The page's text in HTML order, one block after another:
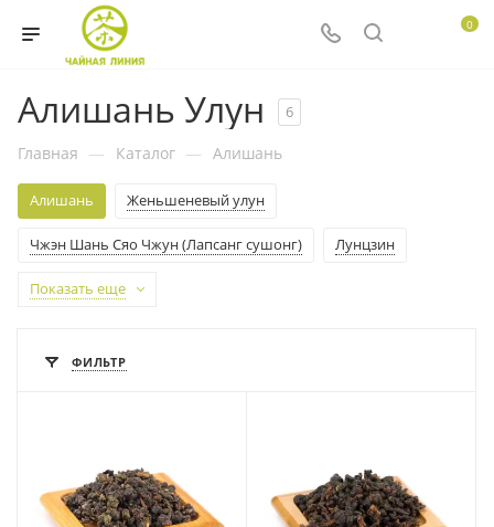
0
Алишань Улун 6
Главная — Каталог — Алишань
Женьшеневый улун
Чжэн Шань Сяо Чжун (Лапсанг сушонг) Лунцзин
Алишань
Показать еще
ФИЛЬТР